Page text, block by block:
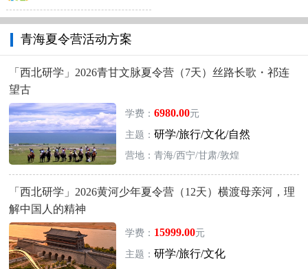
青海夏令营活动方案
「西北研学」2026青甘文脉夏令营（7天）丝路长歌・祁连
望古
学费： 6980.00元
主题： 研学/旅行/文化/自然
营地：青海/西宁/甘肃/敦煌
「西北研学」2026黄河少年夏令营（12天）横渡母亲河，理
解中国人的精神
学费： 15999.00元
主题： 研学/旅行/文化